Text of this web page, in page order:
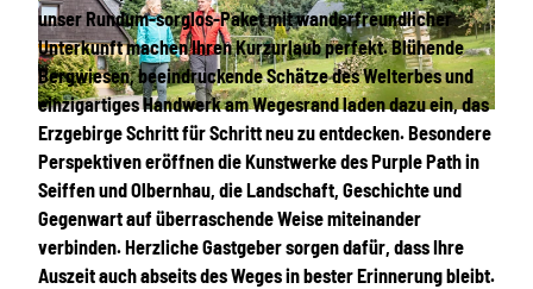
unser Rundum-sorglos-Paket mit wanderfreundlicher
Unterkunft machen Ihren Kurzurlaub perfekt. Blühende
Bergwiesen, beeindruckende Schätze des Welterbes und
einzigartiges Handwerk am Wegesrand laden dazu ein, das
Erzgebirge Schritt für Schritt neu zu entdecken. Besondere
Perspektiven eröffnen die Kunstwerke des Purple Path in
Seiffen und Olbernhau, die Landschaft, Geschichte und
Gegenwart auf überraschende Weise miteinander
verbinden. Herzliche Gastgeber sorgen dafür, dass Ihre
Auszeit auch abseits des Weges in bester Erinnerung bleibt.